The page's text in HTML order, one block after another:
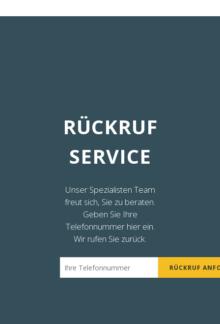
RÜCKRUF
SERVICE
Unser Spezialisten Team
freut sich, Sie zu beraten.
Geben Sie Ihre
Telefonnummer hier ein.
Wir rufen Sie zurück.
RÜCKRUF